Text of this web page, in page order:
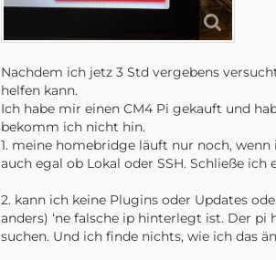
Nachdem ich jetz 3 Std vergebens
helfen kann.
Ich habe mir einen CM4 Pi gekauft und
bekomm ich nicht hin.
1. meine homebridge läuft nur noch, wenn
auch egal ob Lokal oder SSH. Schließe
2. kann ich keine Plugins oder Updates
anders) ‘ne falsche ip hinterlegt ist. Der pi
suchen. Und ich finde nichts, wie ich das